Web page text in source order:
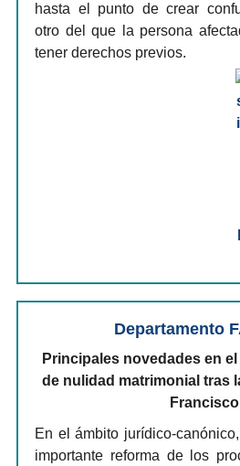
hasta el punto de crear
otro del que la persona
tener derechos previos.
Departamento
Principales novedades en
de nulidad matrimonial tras
Francisco
En el ámbito jurídico-
importante reforma de los